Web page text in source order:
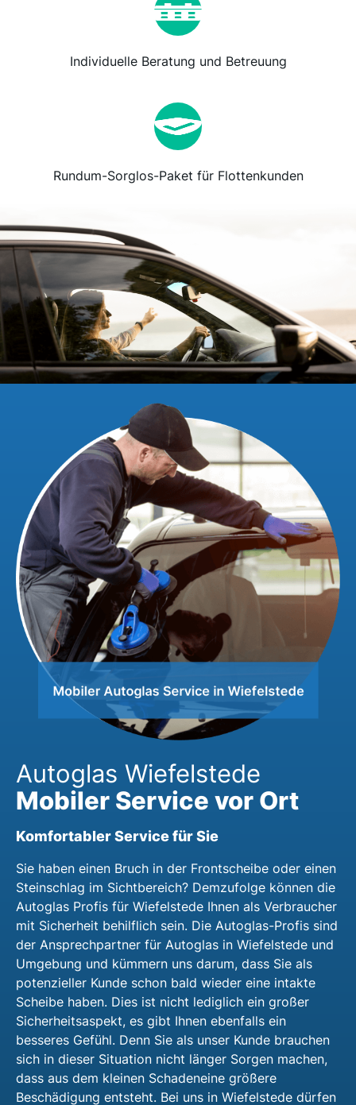
Individuelle Beratung und Betreuung
Rundum-Sorglos-Paket für Flottenkunden
Autoglas Wiefelstede
Mobiler Service vor Ort
Komfortabler Service für Sie
Sie haben einen Bruch in der Frontscheibe oder einen
Steinschlag im Sichtbereich? Demzufolge können die
Autoglas Profis für Wiefelstede Ihnen als Verbraucher
mit Sicherheit behilflich sein. Die Autoglas-Profis sind
der Ansprechpartner für Autoglas in Wiefelstede und
Umgebung und kümmern uns darum, dass Sie als
potenzieller Kunde schon bald wieder eine intakte
Scheibe haben. Dies ist nicht lediglich ein großer
Sicherheitsaspekt, es gibt Ihnen ebenfalls ein
besseres Gefühl. Denn Sie als unser Kunde brauchen
sich in dieser Situation nicht länger Sorgen machen,
dass aus dem kleinen Schadeneine größere
Beschädigung entsteht. Bei uns in Wiefelstede dürfen